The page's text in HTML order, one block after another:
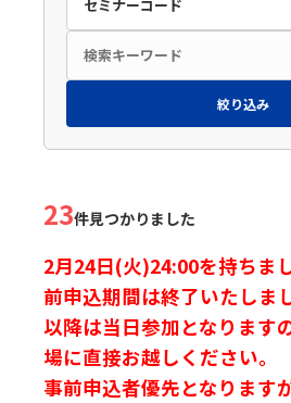
絞り込み
23件見つかりました
2月24日(火)24:00を持ちま
前申込期間は終了いたしま
以降は当日参加となります
場に直接お越しください。
事前申込者優先となります